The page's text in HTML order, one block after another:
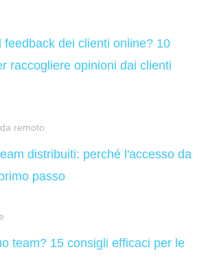
feedback dei clienti online? 10
raccogliere opinioni dai clienti
remoto
distribuiti: perché l'accesso da
passo
team? 15 consigli efficaci per le